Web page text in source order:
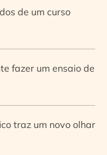
de um curso
fazer um ensaio de
traz um novo olhar